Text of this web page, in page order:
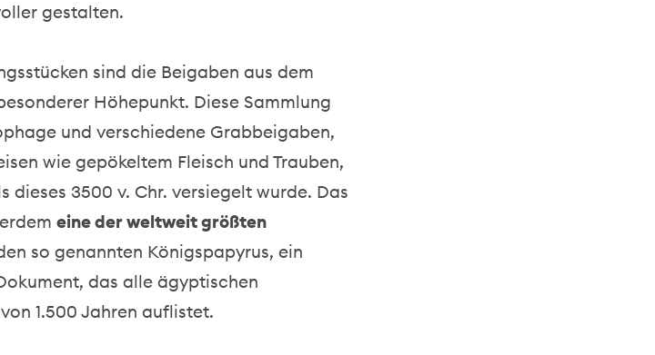
gestalten.
sind die Beigaben aus dem
Höhepunkt. Diese Sammlung
und verschiedene Grabbeigaben,
wie gepökeltem Fleisch und Trauben,
dieses 3500 v. Chr. versiegelt wurde. Das
eine der weltweit größten
so genannten Königspapyrus, ein
das alle ägyptischen
1.500 Jahren auflistet.